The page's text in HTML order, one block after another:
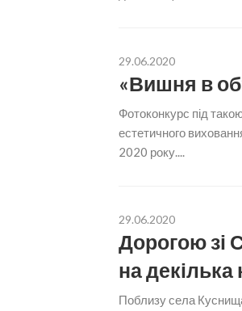
29.06.2020
«Вишня в
Фотоконкурс під
естетичного
2020 року....
29.06.2020
Дорогою зі
на декілька
Поблизу села Куснища